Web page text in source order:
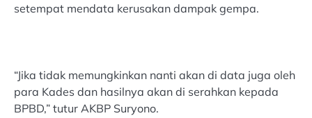
setempat mendata kerusakan dampak gempa.
“Jika tidak memungkinkan nanti akan di data juga oleh
para Kades dan hasilnya akan di serahkan kepada
BPBD,” tutur AKBP Suryono.